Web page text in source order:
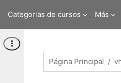
Categorias de cursos Más
Página Principal